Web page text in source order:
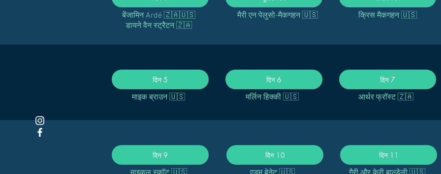
बेंजामिन Ardé 🇿🇦🇺🇸
डायने वैन स्ट्रैटन 🇿🇦
मैरी एन पेलुसो-मैकगहन 🇺🇸 क्रिस मैकगहन 🇺🇸
दिन 5
माइक ब्राउन 🇺🇸
दिन 6
मर्लिन हिक्की 🇺🇸
दिन 7
आर्थर फ्रॉस्ट 🇿🇦
दिन 9 दिन 10 दिन 11